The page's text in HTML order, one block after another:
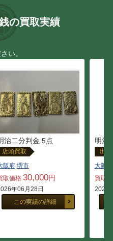
の買取実績
い。
治二分判金 5点
店頭買取
阪府 堺市
取価格 30,000円
年06月28日
この実績の詳細
明治
出
大阪府
買取
2026